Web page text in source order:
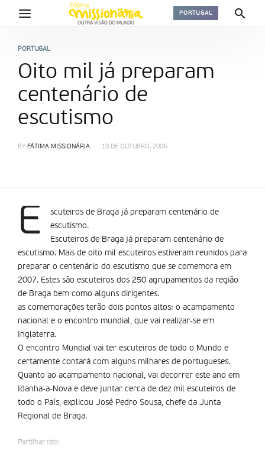
PORTUGAL
PORTUGAL
Oito mil já preparam
centenário de
escutismo
BY FÁTIMA MISSIONÁRIA 10 DE OUTUBRO, 2006
E
scuteiros de Braga já preparam centenário de
escutismo.
Escuteiros de Braga já preparam centenário de
escutismo. Mais de oito mil escuteiros estiveram reunidos para
preparar o centenário do escutismo que se comemora em
2007. Estes são escuteiros dos 250 agrupamentos da região
de Braga bem como alguns dirigentes.
as comemorações terão dois pontos altos: o acampamento
nacional e o encontro mundial, que vai realizar-se em
Inglaterra.
O encontro Mundial vai ter escuteiros de todo o Mundo e
certamente contará com alguns milhares de portugueses.
Quanto ao acampamento nacional, vai decorrer este ano em
Idanha-a-Nova e deve juntar cerca de dez mil escuteiros de
todo o País, explicou José Pedro Sousa, chefe da Junta
Regional de Braga.
Partilhar isto: